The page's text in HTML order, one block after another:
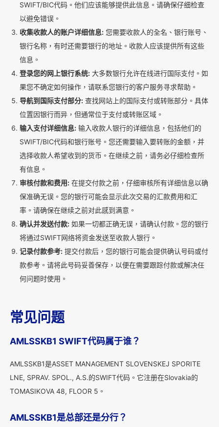
SWIFT/BIC代码。他们应该能够提供此信息。请确保仔细检查
以避免错误。
收集收款人的账户详细信息: 您需要收款人的全名、银行账号、
银行名称，有时还需要银行的地址。收款人应该提供所有这些
信息。
登录您的网上银行系统: 大多数银行允许在线进行国际支付。如
果您不确定如何操作，请联系您银行的客户服务寻求帮助。
导航到国际支付部分: 查找网站上的国际支付或转账部分。具体
位置因银行而异，但通常位于支付或转账区域。
输入支付详细信息: 输入收款人银行的详细信息，包括他们的
SWIFT/BIC代码和银行账号。您还需要输入要转账的金额，并
选择收款人希望收到的货币。在继续之前，请务必仔细检查所
有信息。
审核付款和费用: 在提交付款之前，仔细审核所有详细信息以确
保准确无误。您的银行可能会显示此次交易的汇款费用和汇
率。请确保在继续之前对此感到满意。
确认并发送付款: 如果一切都正确无误，请确认付款。您的银行
将通过SWIFT网络将资金发送至收款人银行。
记录付款参考: 提交付款后，您的银行可能会提供确认号码或付
款参考。请将此号码妥善保存，以便在需要跟踪付款或解决任
何问题时使用。
常见问题
AMLSSKB1 SWIFT代码属于谁？
AMLSSKB1是ASSET MANAGEMENT SLOVENSKEJ SPORITE
LNE, SPRAV. SPOL., A.S.的SWIFT代码。它注册在Slovakia的
TOMASIKOVA 48, FLOOR 5。
AMLSSKB1是总部还是分行？